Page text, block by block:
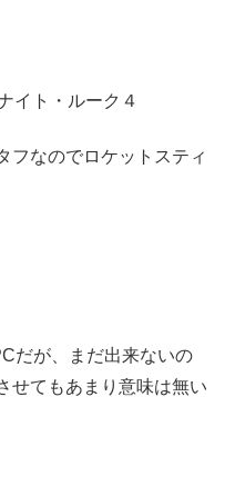
イト・ルーク４
フなのでロケットスティ
だが、まだ出来ないの
せてもあまり意味は無い